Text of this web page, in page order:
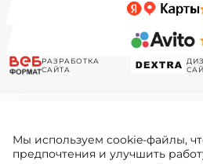
РАЗРАБОТКА
САЙТА
Мы используем cookie-файлы,
предпочтения и улучшить